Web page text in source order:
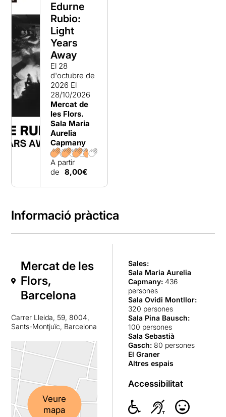
Edurne
Rubio:
Light
Years
Away
El 28
d'octubre de
2026 El
28/10/2026
Mercat de
les Flors.
Sala Maria
Aurelia
Capmany
A partir
de 8,00€
Informació pràctica
Mercat de les
Flors,
Barcelona
Carrer Lleida, 59, 8004,
Sants-Montjuïc, Barcelona
Veure
mapa
Sales:
Sala Maria Aurelia
Capmany: 436
persones
Sala Ovidi Montllor:
320 persones
Sala Pina Bausch:
100 persones
Sala Sebastià
Gasch: 80 persones
El Graner
Altres espais
Accessibilitat